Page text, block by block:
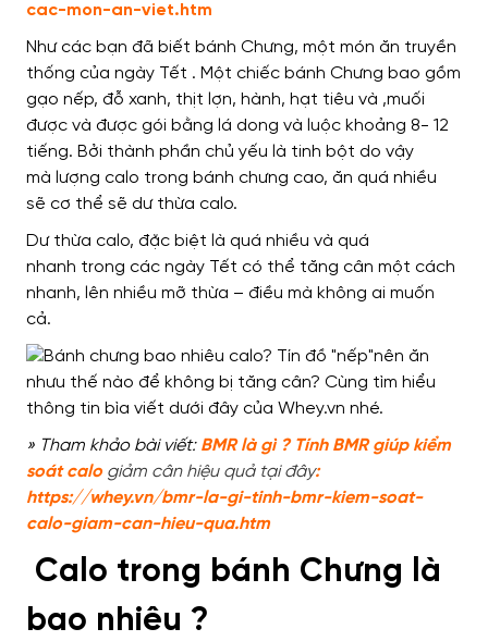
cac-mon-an-viet.htm
Như các bạn đã biết bánh Chưng, một món ăn truyền
thống của ngày Tết . Một chiếc bánh Chưng bao gồm
gạo nếp, đỗ xanh, thịt lợn, hành, hạt tiêu và ,muối
được và được gói bằng lá dong và luộc khoảng 8- 12
tiếng. Bởi thành phần chủ yếu là tinh bột do vậy
mà lượng calo trong bánh chưng cao, ăn quá nhiều
sẽ cơ thể sẽ dư thừa calo.
Dư thừa calo, đặc biệt là quá nhiều và quá
nhanh trong các ngày Tết có thể tăng cân một cách
nhanh, lên nhiều mỡ thừa – điều mà không ai muốn
cả.
» Tham khảo bài viết: BMR là gì ? Tính BMR giúp kiểm
soát calo giảm cân hiệu quả tại đây:
https://whey.vn/bmr-la-gi-tinh-bmr-kiem-soat-
calo-giam-can-hieu-qua.htm
Calo trong bánh Chưng là
bao nhiêu ?